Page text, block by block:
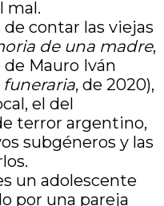
mal.
de contar las viejas
de una madre,
Mauro Iván
funeraria, de 2020),
el del
terror argentino,
subgéneros y las
un adolescente
por una pareja